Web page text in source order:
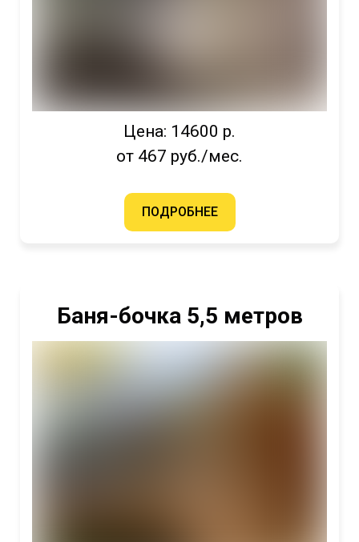
Цена: 14600 р.
от 467 руб./мес.
ПОДРОБНЕЕ
Баня-бочка 5,5 метров